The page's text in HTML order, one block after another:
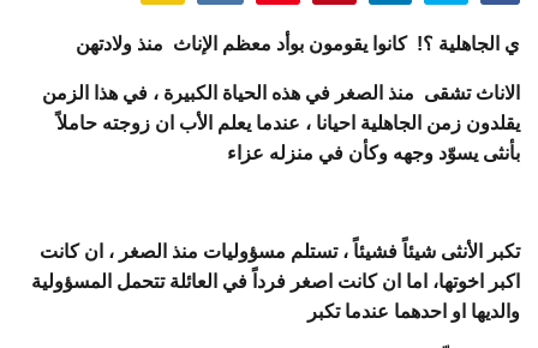
ي الجاهلية ؟! كانوا يقومون بوأد معظم الإناث منذ ولادتهن
الاناث تشقى منذ الصغر في هذه الحياة الكبيرة ، في هذا الزمن
يقلدون زمن الجاهلية احيانا ، عندما يعلم الأب ان زوجته حاملاً
بأنثى يسوّد وجهه وكأن في منزله عزاء
تكبر الأنثى شيئاً فشيئاً ، تستلم مسؤوليات منذ الصغر ، ان كانت
اكبر اخوتها، اما ان كانت اصغر فرداً في العائلة تتحمل المسؤولية
والديها او احدهما عندما تكبر